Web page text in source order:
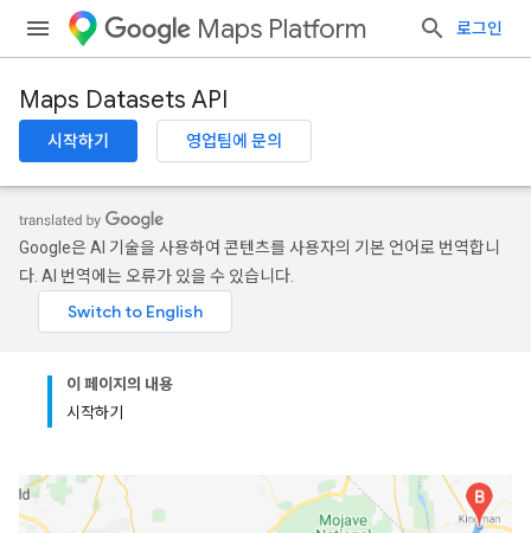
Maps Platform 로그인
Maps Datasets API
시작하기 영업팀에 문의
Google은 AI 기술을 사용하여 콘텐츠를 사용자의 기본 언어로 번역합니
다. AI 번역에는 오류가 있을 수 있습니다.
이 페이지의 내용
시작하기